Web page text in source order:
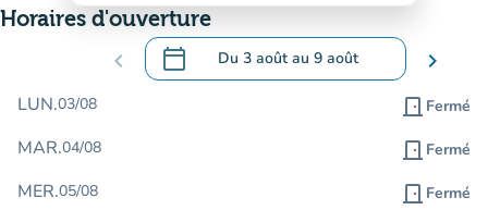
Horaires d'ouverture
chevron_left calendar_today Du 3 aoûtau 9 août
.Ouvrir le calendrier pour changer de
chevron_right
LUN.03/08 door_front Fermé
MAR.04/08 door_front Fermé
MER.05/08 door_front Fermé